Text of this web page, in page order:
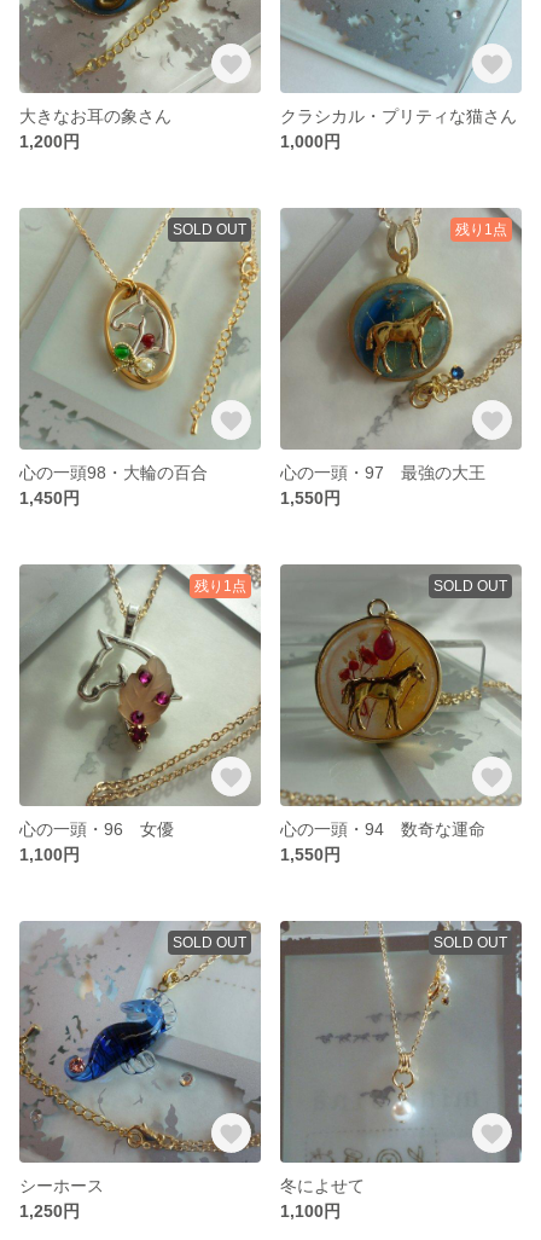
大きなお耳の象さん
1,200円
クラシカル・プリティな猫さん
1,000円
SOLD OUT
心の一頭98・大輪の百合
1,450円
残り1点
心の一頭・97 最強の大王
1,550円
残り1点
心の一頭・96 女優
1,100円
SOLD OUT
心の一頭・94 数奇な運命
1,550円
SOLD OUT
シーホース
1,250円
SOLD OUT
冬によせて
1,100円